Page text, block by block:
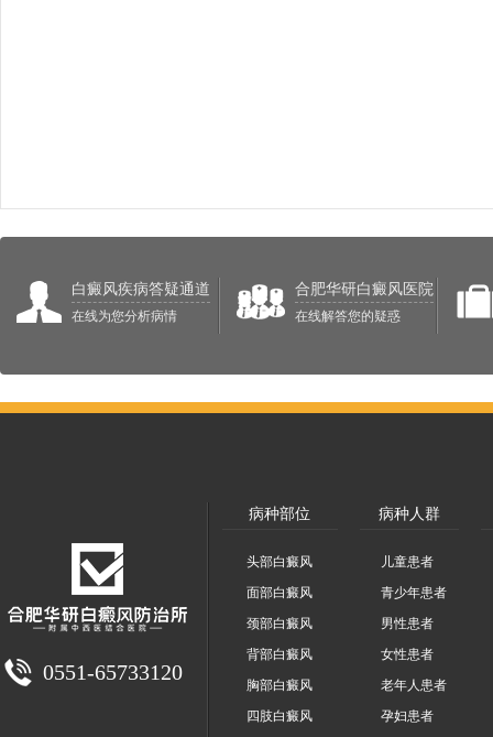
白癜风疾病答疑通道
在线为您分析病情
合肥华研白癜风医院
在线解答您的疑惑
0551-65733120
病种部位 病种人群
头部白癜风
面部白癜风
颈部白癜风
背部白癜风
胸部白癜风
四肢白癜风
儿童患者
青少年患者
男性患者
女性患者
老年人患者
孕妇患者